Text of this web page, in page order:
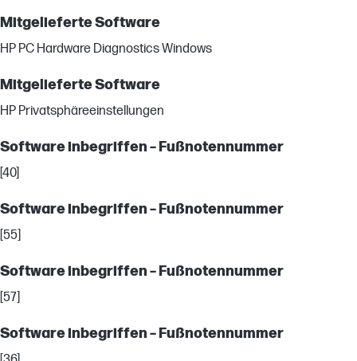
Mitgelieferte Software
HP PC Hardware Diagnostics Windows
Mitgelieferte Software
HP Privatsphäreeinstellungen
Software inbegriffen – Fußnotennummer
[40]
Software inbegriffen – Fußnotennummer
[55]
Software inbegriffen – Fußnotennummer
[57]
Software inbegriffen – Fußnotennummer